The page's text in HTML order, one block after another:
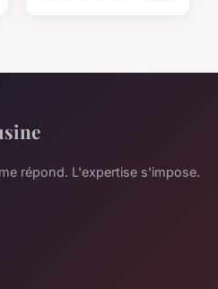
répond. L'expertise s'impose.